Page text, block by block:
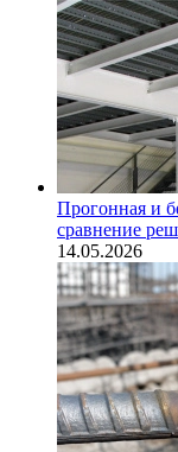
Прогонная и
сравнение
14.05.2026